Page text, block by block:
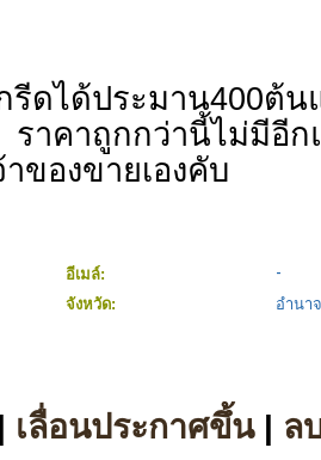
รีดได้ประมาน400ต้น
คาถูกกว่านี้ไม่มี
าของขายเองคับ
อีเมล์:
จังหวัด: อำนา
เลื่อนประกาศขึ้น| ล